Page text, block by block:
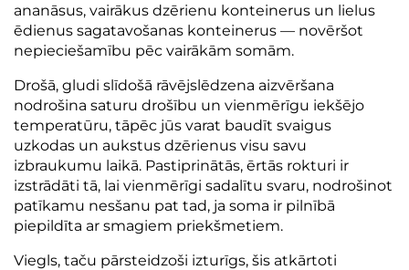
ananāsus, vairākus dzērienu konteinerus un lielus
ēdienus sagatavošanas konteinerus — novēršot
nepieciešamību pēc vairākām somām.
Drošā, gludi slīdošā rāvējslēdzena aizvēršana
nodrošina saturu drošību un vienmērīgu iekšējo
temperatūru, tāpēc jūs varat baudīt svaigus
uzkodas un aukstus dzērienus visu savu
izbraukumu laikā. Pastiprinātās, ērtās rokturi ir
izstrādāti tā, lai vienmērīgi sadalītu svaru, nodrošinot
patīkamu nesšanu pat tad, ja soma ir pilnībā
piepildīta ar smagiem priekšmetiem.
Viegls, taču pārsteidzoši izturīgs, šis atkārtoti